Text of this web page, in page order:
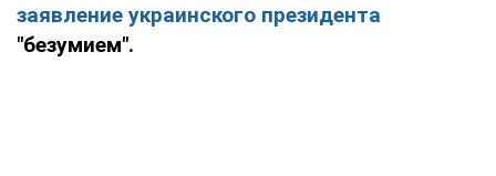
заявление украинского президента
"безумием".